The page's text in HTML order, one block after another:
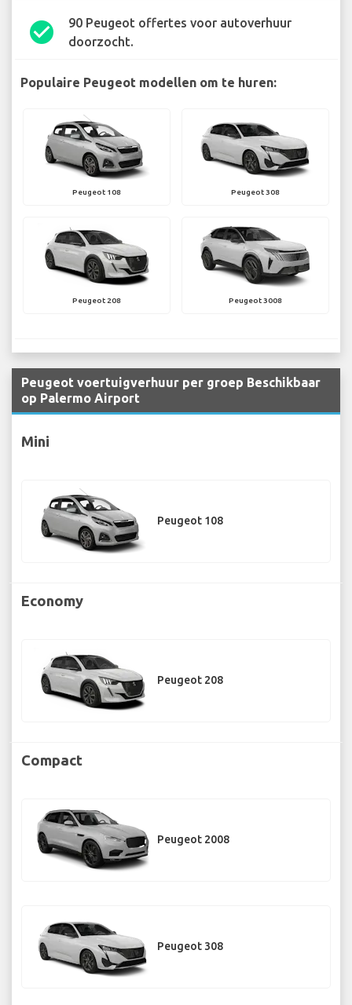
check_circle
90 Peugeot offertes voor autoverhuur
doorzocht.
Populaire Peugeot modellen om te huren:
Peugeot 108 Peugeot 308
Peugeot 208 Peugeot 3008
Peugeot voertuigverhuur per groep Beschikbaar
op Palermo Airport
Mini
Peugeot 108
Economy
Peugeot 208
Compact
Peugeot 2008
Peugeot 308